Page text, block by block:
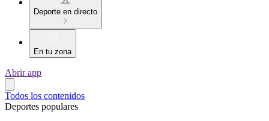
Deporte en directo
En tu zona
Abrir app
Todos los contenidos
Deportes populares